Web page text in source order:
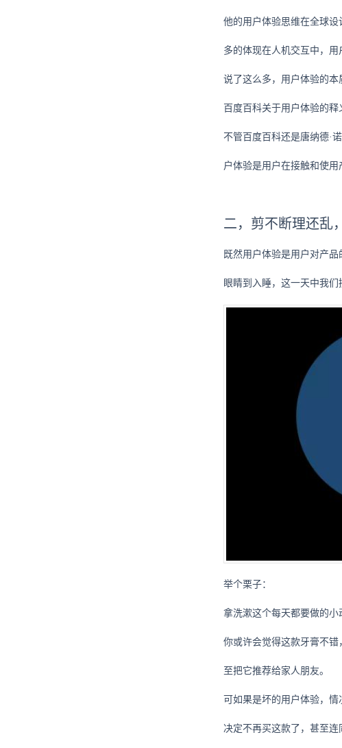
他的用户体验思维在全球
多的体现在人机交互中，
说了这么多，用户体验的本
百度百科关于用户体验的释
不管百度百科还是唐纳德·
户体验是用户在接触和使
二，剪不断理还乱
既然用户体验是用户对产
眼睛到入睡，这一天中我们
举个栗子：
拿洗漱这个每天都要做的小
你或许会觉得这款牙膏不
至把它推荐给家人朋友。
可如果是坏的用户体验，
决定不再买这款了，甚至连